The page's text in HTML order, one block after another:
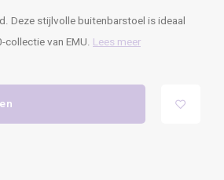
Deze stijlvolle buitenbarstoel is ideaal
van EMU. Lees meer